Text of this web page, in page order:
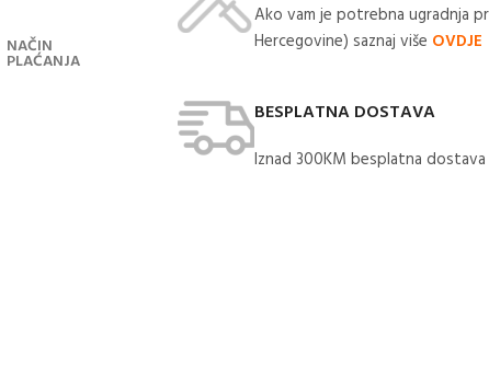
NAČIN
PLAĆANJA
Ako vam je potrebna ugradnja
Hercegovine) saznaj više OVDJE
BESPLATNA DOSTAVA
Iznad 300KM besplatna dostava​